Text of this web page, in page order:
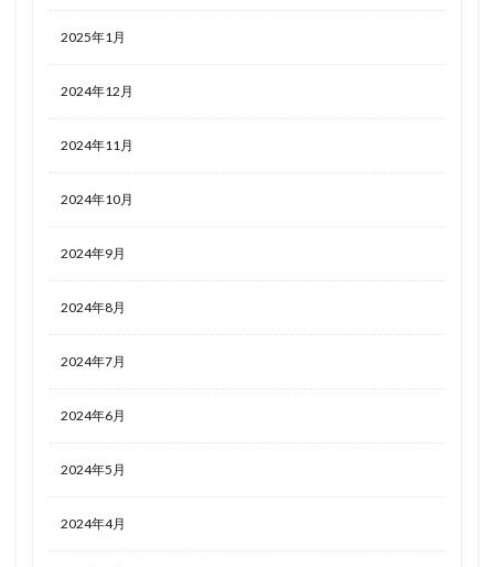
2025年1月
2024年12月
2024年11月
2024年10月
2024年9月
2024年8月
2024年7月
2024年6月
2024年5月
2024年4月